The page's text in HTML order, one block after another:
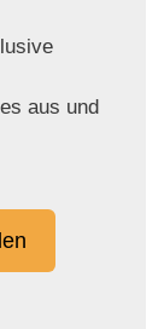
aus und